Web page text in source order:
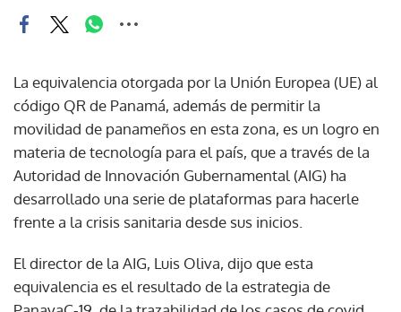
La equivalencia otorgada por la Unión Europea (UE) al
código QR de Panamá, además de permitir la
movilidad de panameños en esta zona, es un logro en
materia de tecnología para el país, que a través de la
Autoridad de Innovación Gubernamental (AIG) ha
desarrollado una serie de plataformas para hacerle
frente a la crisis sanitaria desde sus inicios.
El director de la AIG, Luis Oliva, dijo que esta
equivalencia es el resultado de la estrategia de